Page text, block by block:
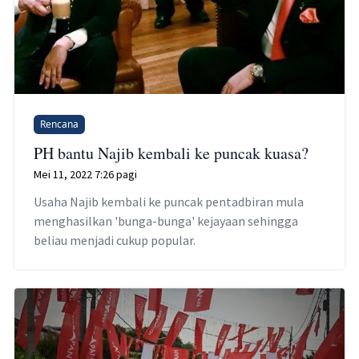
Rencana
PH bantu Najib kembali ke puncak kuasa?
Mei 11, 2022 7:26 pagi
Usaha Najib kembali ke puncak pentadbiran mula
menghasilkan 'bunga-bunga' kejayaan sehingga
beliau menjadi cukup popular.